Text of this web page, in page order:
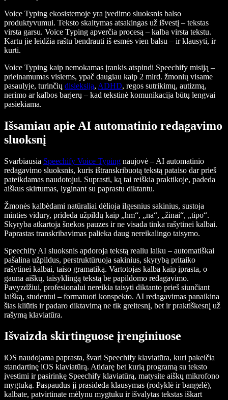
Voice Typing ekosistemoje yra įvedimo sluoksnis balso
produktyvumui. Teksto skaitymas atsakingas už išvestį – tekstas
virsta garsu. Voice Typing apverčia procesą – kalba virsta tekstu.
Kartu jie leidžia raštu bendrauti iš esmės vien balsu – ir klausyti, ir
kurti.
Voice Typing kaip nemokamas įrankis atspindi Speechify misiją –
prieinamumas visiems, ypač daugiau kaip 2 mlrd. žmonių visame
pasaulyje, turinčių disleksiją, ADHD, regos sutrikimų, autizmą,
nerimo ar kalbos barjerų – kad tekstinė komunikacija būtų lengvai
pasiekiama.
Išsamiau apie AI automatinio redagavimo
sluoksnį
Svarbiausia Speechify Voice Typing naujovė – AI automatinio
redagavimo sluoksnis, kuris ištranskribuotą tekstą pataiso dar prieš
pateikdamas naudotojui. Suprasti, ką tai reiškia praktikoje, padeda
aiškus skirtumas, lyginant su paprastu diktantu.
Žmonės kalbėdami natūraliai dėlioja ilgesnius sakinius, sustoja
minties vidury, prideda užpildų kaip „hm“, „na“, „žinai“, „tipo“.
Skyryba atkartoja šnekos pauzes ir ne visada tinka rašytinei kalbai.
Paprastas transkribavimas palieka daug nereikalingo taisymo.
Speechify AI sluoksnis apdoroja tekstą realiu laiku – automatiškai
pašalina užpildus, perstruktūruoja sakinius, skyrybą pritaiko
rašytinei kalbai, taiso gramatiką. Vartotojas kalba kaip įprasta, o
gauna aiškų, taisyklingą tekstą be papildomo redagavimo.
Pavyzdžiui, profesionalui nereikia taisyti diktanto prieš siunčiant
laišką, studentui – formatuoti konspekto. AI redagavimas panaikina
šias kliūtis ir padaro diktavimą ne tik greitesnį, bet ir praktiškesnį už
rašymą klaviatūra.
Išvaizda skirtinguose įrenginiuose
iOS naudojama paprasta, švari Speechify klaviatūra, kuri pakeičia
standartinę iOS klaviatūrą. Atidarę bet kurią programą su teksto
įvestimi ir pasirinkę Speechify klaviatūrą, matysite aiškų mikrofono
mygtuką. Paspaudus jį prasideda klausymas (rodyklė ir bangelė),
kalbate, patvirtinate mėlynu mygtuku ir išvalytas tekstas iškart